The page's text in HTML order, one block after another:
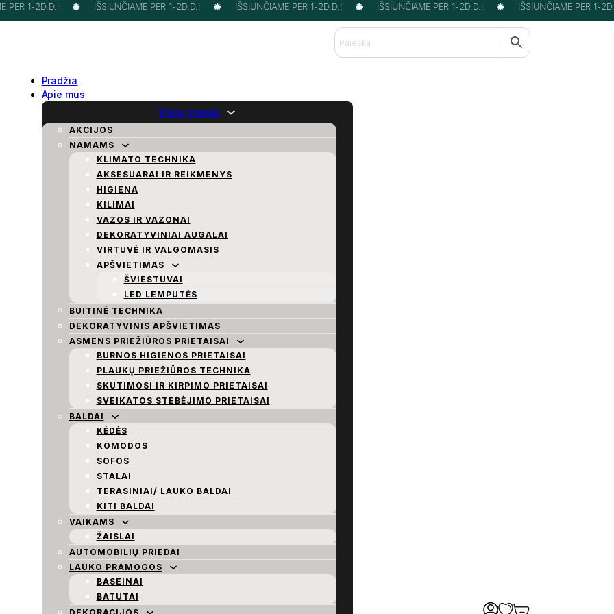
PER 1-2D.D.! IŠSIUNČIAME PER 1-2D.D.! IŠSIUNČIAME PER 1-2D.D.! IŠSIUNČIAME PER 1-2D.D.! IŠSIUNČIAME PER 1-
Pradžia
Apie mus
Visos prekės
AKCIJOS
NAMAMS
KLIMATO TECHNIKA
AKSESUARAI IR REIKMENYS
HIGIENA
KILIMAI
VAZOS IR VAZONAI
DEKORATYVINIAI AUGALAI
VIRTUVĖ IR VALGOMASIS
APŠVIETIMAS
ŠVIESTUVAI
LED LEMPUTĖS
BUITINĖ TECHNIKA
DEKORATYVINIS APŠVIETIMAS
ASMENS PRIEŽIŪROS PRIETAISAI
BURNOS HIGIENOS PRIETAISAI
PLAUKŲ PRIEŽIŪROS TECHNIKA
SKUTIMOSI IR KIRPIMO PRIETAISAI
SVEIKATOS STEBĖJIMO PRIETAISAI
BALDAI
KĖDĖS
KOMODOS
SOFOS
STALAI
TERASINIAI/ LAUKO BALDAI
KITI BALDAI
VAIKAMS
ŽAISLAI
AUTOMOBILIŲ PRIEDAI
LAUKO PRAMOGOS
BASEINAI
BATUTAI